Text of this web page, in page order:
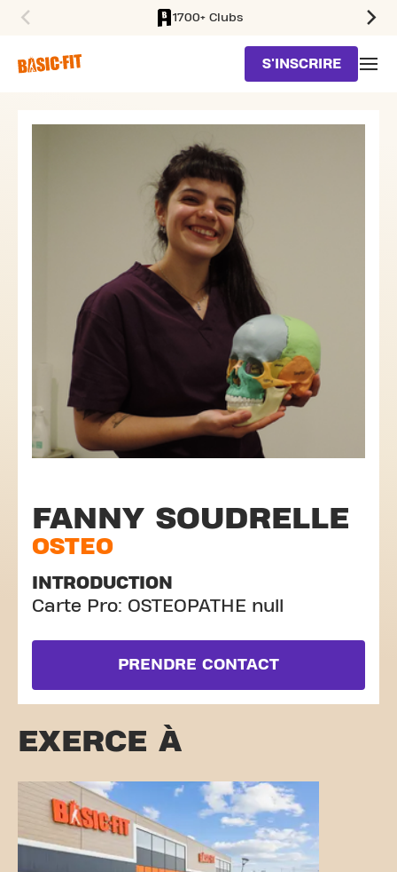
1700+ Clubs
S'INSCRIRE
FANNY SOUDRELLE
OSTEO
INTRODUCTION
Carte Pro: OSTEOPATHE null
PRENDRE CONTACT
EXERCE À